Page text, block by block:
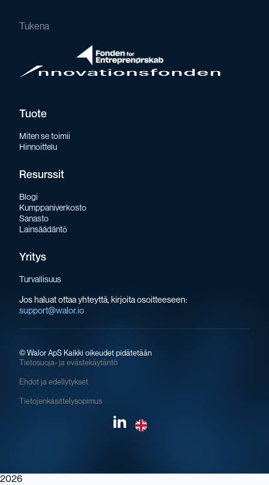
Tukena
Tuote
Miten se toimii
Hinnoittelu
Resurssit
Blogi
Kumppaniverkosto
Sanasto
Lainsäädäntö
Yritys
Turvallisuus
Jos haluat ottaa yhteyttä, kirjoita osoitteeseen:
support@walor.io
© Walor ApS Kaikki oikeudet pidätetään
Tietosuoja- ja evästekäytäntö
Ehdot ja edellytykset
Tietojenkäsittelysopimus
2026